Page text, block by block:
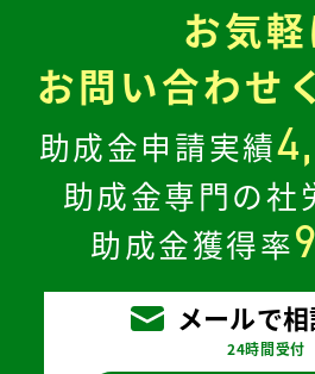
お気軽
お問い合わせ
助成金申請実績
助成金専門の社
助成金獲得率
メールで
24時間受付